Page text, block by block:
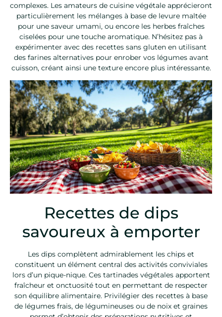
complexes. Les amateurs de cuisine végétale apprécieront
particulièrement les mélanges à base de levure maltée
pour une saveur umami, ou encore les herbes fraîches
ciselées pour une touche aromatique. N’hésitez pas à
expérimenter avec des recettes sans gluten en utilisant
des farines alternatives pour enrober vos légumes avant
cuisson, créant ainsi une texture encore plus intéressante.
Recettes de dips
savoureux à emporter
Les dips complètent admirablement les chips et
constituent un élément central des activités conviviales
lors d’un pique-nique. Ces tartinades végétales apportent
fraîcheur et onctuosité tout en permettant de respecter
son équilibre alimentaire. Privilégier des recettes à base
de légumes frais, de légumineuses ou de noix et graines